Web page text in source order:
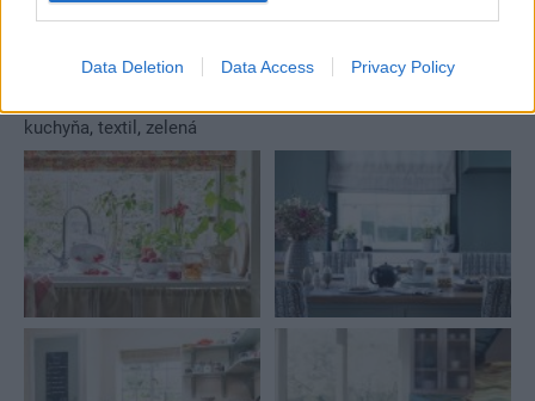
Data Deletion Data Access Privacy Policy
kuchyňa, textil , zelená